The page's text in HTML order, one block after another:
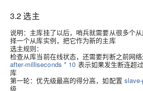
3.2 选主
说明：主库挂了以后，哨兵就需要从很多个
择一个从库实例，把它作为新的主库
选主规则：
检查从库当前在线状态，还需要判断之前网
after-milliseconds * 10 表示如果发生断连超过
库
第一轮：优先级最高的得分高，如配置
级